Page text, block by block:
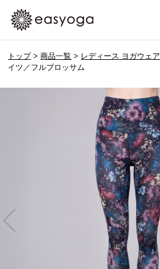
トップ>商品一覧 > レディース ヨガウェア
イツ／フルブロッサム